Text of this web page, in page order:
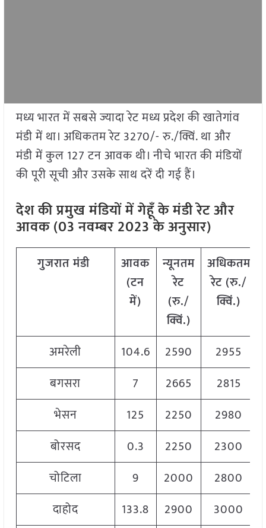
मध्य भारत में सबसे ज्यादा रेट मध्य प्रदेश की खातेगांव
मंडी में था। अधिकतम रेट 3270/- रु./क्विं. था और
मंडी में कुल 127 टन आवक थी। नीचे भारत की मंडियों
की पूरी सूची और उसके साथ दरें दी गई हैं।
देश की प्रमुख मंडियों में गेहूँ के मंडी रेट और
आवक (03 नवम्बर 2023 के अनुसार)
गुजरातमंडी
आवक
(टन
में)
न्यूनतम
रेट
(रु./
क्विं.)
अधिकतम
रेट (रु./
क्विं.)
अमरेली
104.6 2590 2955
बगसरा
7 2665 2815
भेसन
125 2250 2980
बोरसद
0.3 2250 2300
चोटिला
9 2000 2800
दाहोद
133.8 2900 3000